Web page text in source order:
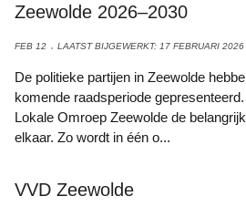
Zeewolde 2026–2030
FEB 12 LAATST BIJGEWERKT: 17 FEBRUARI 2026
De politieke partijen in Zeewolde
komende raadsperiode
Lokale Omroep Zeewolde de
elkaar. Zo wordt in één o...
VVD Zeewolde